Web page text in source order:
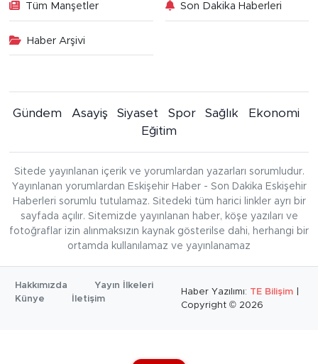
Tüm Manşetler Son Dakika Haberleri
Haber Arşivi
Gündem Asayiş Siyaset Spor Sağlık
Ekonomi
Eğitim
Sitede yayınlanan içerik ve yorumlardan yazarları sorumludur.
Yayınlanan yorumlardan Eskişehir Haber - Son Dakika Eskişehir
Haberleri sorumlu tutulamaz. Sitedeki tüm harici linkler ayrı bir
sayfada açılır. Sitemizde yayınlanan haber, köşe yazıları ve
fotoğraflar izin alınmaksızın kaynak gösterilse dahi, herhangi bir
ortamda kullanılamaz ve yayınlanamaz
Hakkımızda
Yayın İlkeleri
Künye
İletişim
Haber Yazılımı: TE Bilişim
Copyright © 2026